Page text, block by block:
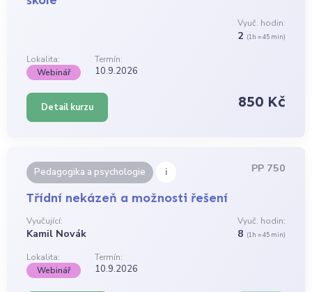
Vyuč. hodin:
2 (1h = 45 min)
Lokalita:
Termín:
Webinář
10.9.2026
Detail kurzu 850 Kč
Pedagogika a psychologie i PP 750
Třídní nekázeň a možnosti řešení
Vyučující:
Kamil Novák
Vyuč. hodin:
8 (1h = 45 min)
Lokalita:
Termín:
Webinář
10.9.2026